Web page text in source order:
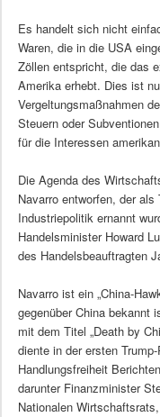
Es handelt sich nicht
Waren, die in die USA
Zöllen entspricht, die das
Amerika erhebt. Dies ist
Vergeltungsmaßnahmen
Steuern oder
für die Interessen
Die Agenda des
Navarro entworfen, der
Industriepolitik ernannt
Handelsminister Howard
des Handelsbeauftragten
Navarro ist ein „China-
gegenüber China bekannt
mit dem Titel „Death by
diente in der ersten
Handlungsfreiheit
darunter Finanzminister
Nationalen